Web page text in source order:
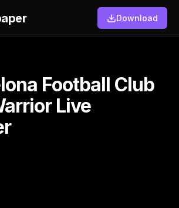
Download
Football Club
Live